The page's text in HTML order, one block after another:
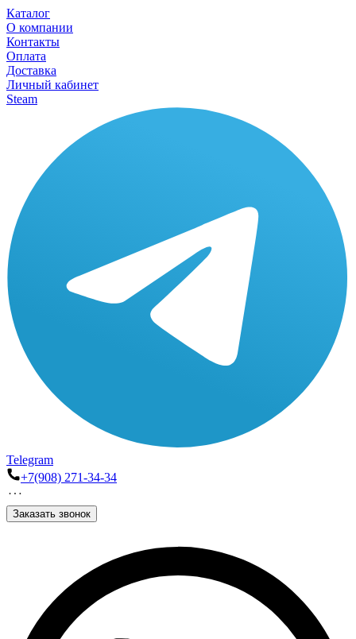
Каталог
О компании
Контакты
Оплата
Доставка
Личный кабинет
Steam
Telegram
+7(908) 271-34-34
Заказать звонок